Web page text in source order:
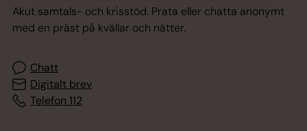
Akut samtals- och krisstöd. Prata eller chatta anonymt
med en präst på kvällar och nätter.
Chatt
Digitalt brev
Telefon 112